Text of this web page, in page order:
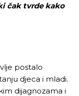
čak tvrde kako
postalo
djeca i mladi.
dijagnozama i